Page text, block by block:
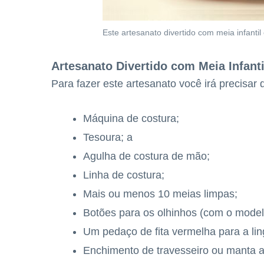
Este artesanato divertido com meia
Artesanato Divertido com Meia
Para fazer este artesanato você irá precisar
Máquina de costura;
Tesoura; a
Agulha de costura de mão;
Linha de costura;
Mais ou menos 10 meias limpas;
Botões para os olhinhos (com o
Um pedaço de fita vermelha para a
Enchimento de travesseiro ou manta